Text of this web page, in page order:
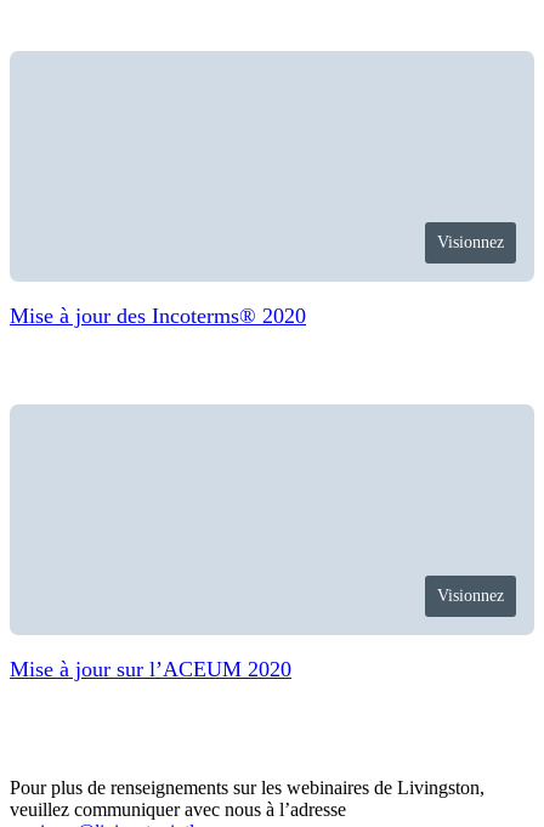
Visionnez
Mise à jour des Incoterms® 2020
Visionnez
Mise à jour sur l’ACEUM 2020
Pour plus de renseignements sur les webinaires de Livingston,
veuillez communiquer avec nous à l’adresse